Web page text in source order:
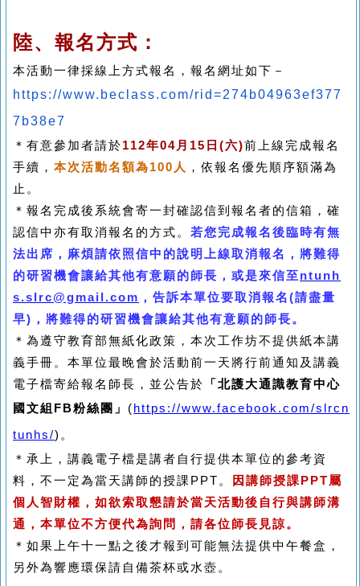
陸、報名方式：
本活動一律採線上方式報名，報名網址如下－
https://www.beclass.com/rid=274b04963ef377
7b38e7
＊有意參加者請於112年04 月15 日 (六)前上線完成報名
手續， 本次活動名額為100 人 ，依報名優先順序額滿為
止。
＊報名完成後系統會寄一封確認信到報名者的信箱，確
認信中亦有取消報名的方式。 若您完成報名後臨時有無
法出席，麻煩請依照信中的說明上線取消報名，將難得
的研習機會讓給其他有意願的師長，或是來信至ntunh
s.slrc@gmail.com ，告訴本單位要取消報名(請盡量
早) ，將難得的研習機會讓給其他有意願的師長。
＊為遵守教育部無紙化政策，本次工作坊不提供紙本講
義手冊。本單位最晚會於活動前一天將行前通知及講義
電子檔寄給報名師長，並公告於
「北護大通識教育中心
國文組 FB粉絲團」 (https://www.facebook.com/slrcn
tunhs/) 。
＊承上，講義電子檔是講者自行提供本單位的參考資
料，不一定為當天講師的授課 PPT 。 因講師授課PPT屬
個人智財權，如欲索取懇請於當天活動後自行與講師溝
通，本單位不方便代為詢問，請各位師長見諒。
＊如果上午十一點之後才報到可能無法提供中午餐盒，
另外為響應環保請自備茶杯或水壺。